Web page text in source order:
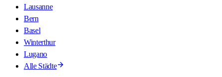
Lausanne
Bern
Basel
Winterthur
Lugano
Alle Städte